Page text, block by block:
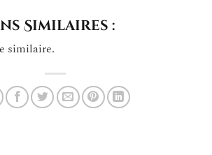
Similaires :
similaire.